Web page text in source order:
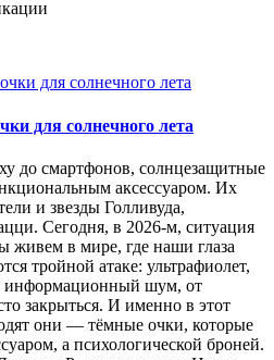
для солнечного лета
до смартфонов, солнцезащитные
аксессуаром. Их
и звезды Голливуда,
Сегодня, в 2026-м, ситуация
живем в мире, где наши глаза
тройной атаке: ультрафиолет,
информационный шум, от
закрыться. И именно в этот
они — тёмные очки, которые
а психологической броней.